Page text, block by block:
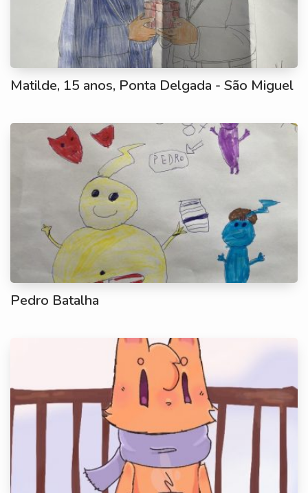
Matilde, 15 anos, Ponta Delgada - São Miguel
Pedro Batalha